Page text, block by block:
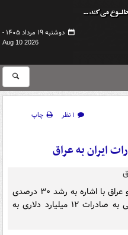
دوشنبه ۱۹ مرداد ۱۴۰۵ -
Aug 10 2026
۱ نظر
چاپ
عضو هیأت مدیره اتاق بازرگانی ایران و عراق با اشاره به رشد ۳۰ درصدی
صادرات ایران به عراق، گفت: دستیابی به صادرات ۱۲ میلیارد دلاری به